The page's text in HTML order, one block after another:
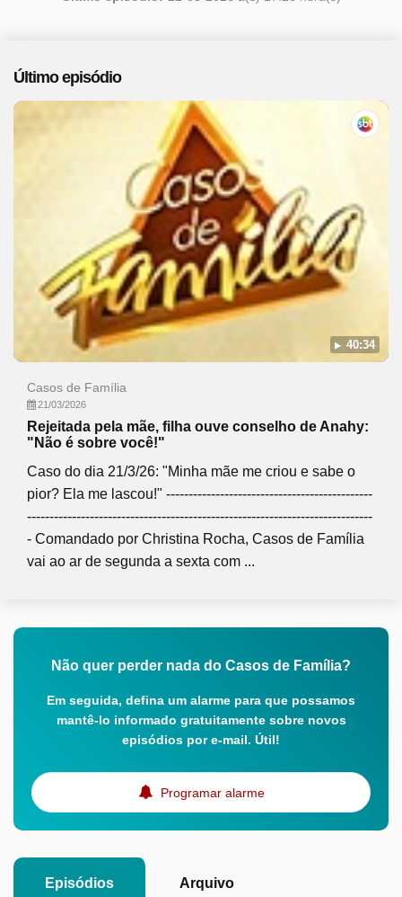
Último episódio
40:34
Casos de Família
21/03/2026
Rejeitada pela mãe, filha ouve conselho de Anahy:
"Não é sobre você!"
Caso do dia 21/3/26: "Minha mãe me criou e sabe o
pior? Ela me lascou!" ----------------------------------------------
-----------------------------------------------------------------------------
- Comandado por Christina Rocha, Casos de Família
vai ao ar de segunda a sexta com ...
Não quer perder nada do Casos de Família?
Em seguida, defina um alarme para que possamos
mantê-lo informado gratuitamente sobre novos
episódios por e-mail. Útil!
Programar alarme
Episódios Arquivo